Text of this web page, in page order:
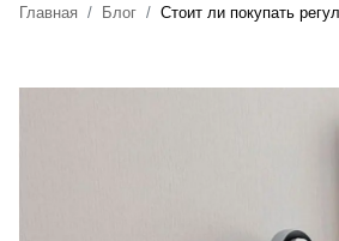
Главная Блог Стоит ли покупать